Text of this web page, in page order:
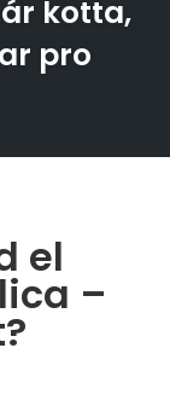
kotta,
pro
el
–